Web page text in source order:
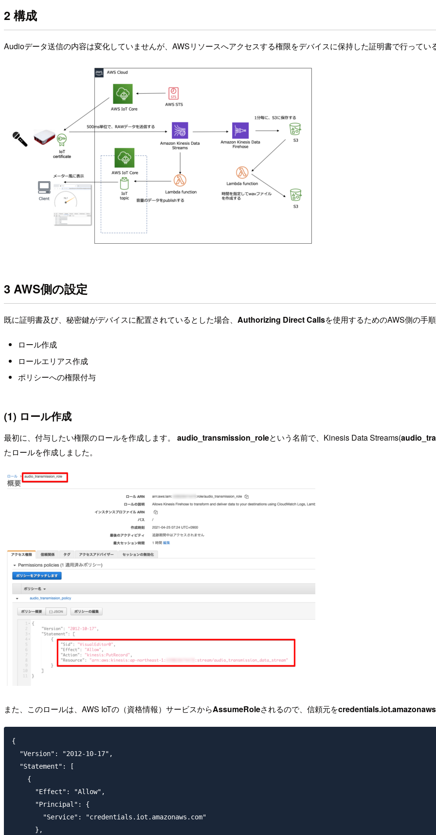
2 構成
Audioデータ送信の内容は変化していませんが、AWSリソースへアクセスする権限をデバイスに保持した証明書で行ってい
3 AWS側の設定
既に証明書及び、秘密鍵がデバイスに配置されているとした場合、 Authorizing Direct Callsを使用するためのAWS側の手
ロール作成
ロールエリアス作成
ポリシーへの権限付与
(1) ロール作成
最初に、付与したい権限のロールを作成します。 audio_transmission_roleという名前で、Kinesis Data Streams(
たロールを作成しました。
また、このロールは、AWS IoTの（資格情報）サービスからAssumeRoleされるので、信頼元を
{
  "Version": "2012-10-17",
  "Statement": [
    {
      "Effect": "Allow",
      "Principal": {
        "Service": "credentials.iot.amazonaws.com"
      },